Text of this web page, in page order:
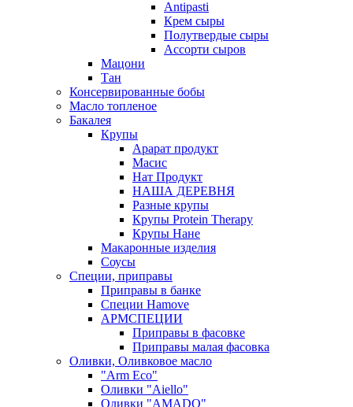
Antipasti
Крем сыры
Полутвердые сыры
Ассорти сыров
Мацони
Тан
Консервированные бобы
Масло топленое
Бакалея
Крупы
Арарат продукт
Масис
Нат Продукт
НАША ДЕРЕВНЯ
Разные крупы
Крупы Protein Therapy
Крупы Нане
Макаронные изделия
Соусы
Специи, приправы
Приправы в банке
Специи Hamove
АРМСПЕЦИИ
Приправы в фасовке
Приправы малая фасовка
Оливки, Оливковое масло
"Arm Eco"
Оливки "Aiello"
Оливки "AMADO"